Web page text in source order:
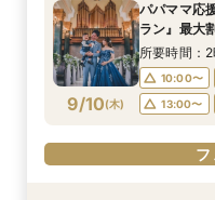
9/7(月)
10:00〜
13:00〜
フ
9/7(月)
10:00〜
13:00〜
フ
9/10(木)
パパママ応
ラン』最大
所要時間：
10:00〜
13:00〜
フ